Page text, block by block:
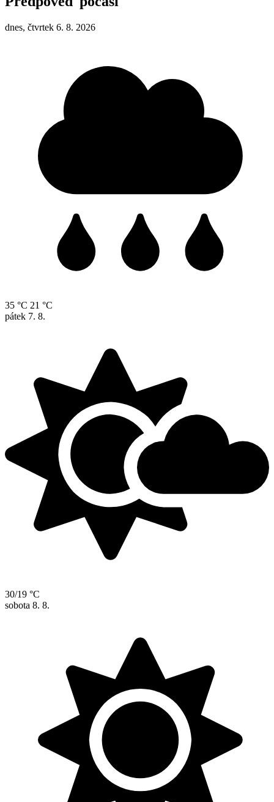
dnes, čtvrtek 6. 8. 2026
35 °C 21 °C
pátek 7. 8.
30/19 °C
sobota 8. 8.